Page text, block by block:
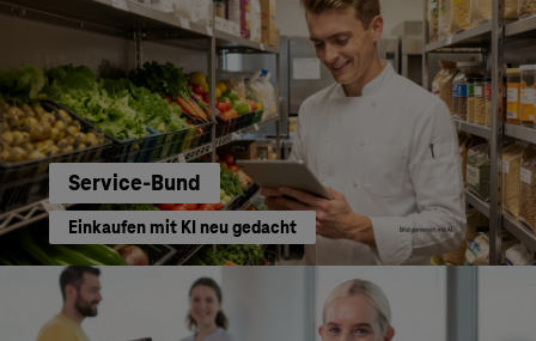
Service-Bund
Einkaufen mit KI neu gedacht